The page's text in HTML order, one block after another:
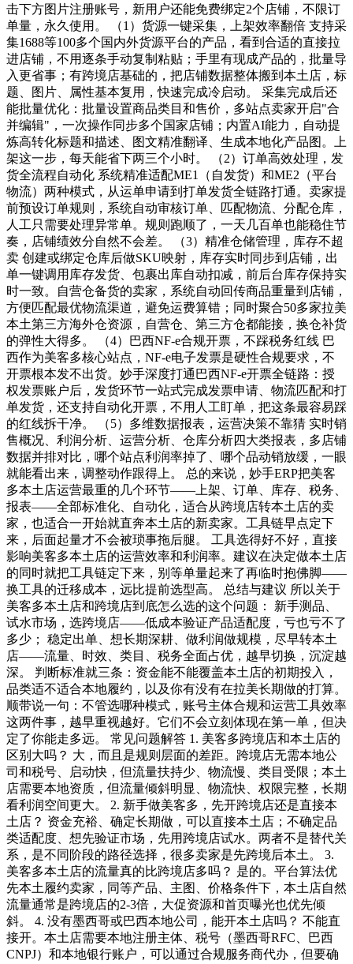
击下方图片注册账号，新用户还能免费绑定2个店铺，不限订
单量，永久使用。 （1）货源一键采集，上架效率翻倍 支持采
集1688等100多个国内外货源平台的产品，看到合适的直接拉
进店铺，不用逐条手动复制粘贴；手里有现成产品的，批量导
入更省事；有跨境店基础的，把店铺数据整体搬到本土店，标
题、图片、属性基本复用，快速完成冷启动。 采集完成后还
能批量优化：批量设置商品类目和售价，多站点卖家开启"合
并编辑"，一次操作同步多个国家店铺；内置AI能力，自动提
炼高转化标题和描述、图文精准翻译、生成本地化产品图。上
架这一步，每天能省下两三个小时。 （2）订单高效处理，发
货全流程自动化 系统精准适配ME1（自发货）和ME2（平台
物流）两种模式，从运单申请到打单发货全链路打通。卖家提
前预设订单规则，系统自动审核订单、匹配物流、分配仓库，
人工只需要处理异常单。规则跑顺了，一天几百单也能稳住节
奏，店铺绩效分自然不会差。 （3）精准仓储管理，库存不超
卖 创建或绑定仓库后做SKU映射，库存实时同步到店铺，出
单一键调用库存发货、包裹出库自动扣减，前后台库存保持实
时一致。自营仓备货的卖家，系统自动回传商品重量到店铺，
方便匹配最优物流渠道，避免运费算错；同时聚合50多家拉美
本土第三方海外仓资源，自营仓、第三方仓都能接，换仓补货
的弹性大得多。 （4）巴西NF-e合规开票，不踩税务红线 巴
西作为美客多核心站点，NF-e电子发票是硬性合规要求，不
开票根本发不出货。妙手深度打通巴西NF-e开票全链路：授
权发票账户后，发货环节一站式完成发票申请、物流匹配和打
单发货，还支持自动化开票，不用人工盯单，把这条最容易踩
的红线拆干净。 （5）多维数据报表，运营决策不靠猜 实时销
售概况、利润分析、运营分析、仓库分析四大类报表，多店铺
数据并排对比，哪个站点利润率掉了、哪个品动销放缓，一眼
就能看出来，调整动作跟得上。 总的来说，妙手ERP把美客
多本土店运营最重的几个环节——上架、订单、库存、税务、
报表——全部标准化、自动化，适合从跨境店转本土店的卖
家，也适合一开始就直奔本土店的新卖家。工具链早点定下
来，后面起量才不会被琐事拖后腿。 工具选得好不好，直接
影响美客多本土店的运营效率和利润率。建议在决定做本土店
的同时就把工具链定下来，别等单量起来了再临时抱佛脚——
换工具的迁移成本，远比提前选型高。 总结与建议 所以关于
美客多本土店和跨境店到底怎么选的这个问题： 新手测品、
试水市场，选跨境店——低成本验证产品适配度，亏也亏不了
多少； 稳定出单、想长期深耕、做利润做规模，尽早转本土
店——流量、时效、类目、税务全面占优，越早切换，沉淀越
深。 判断标准就三条：资金能不能覆盖本土店的初期投入，
品类适不适合本地履约，以及你有没有在拉美长期做的打算。
顺带说一句：不管选哪种模式，账号主体合规和运营工具效率
这两件事，越早重视越好。它们不会立刻体现在第一单，但决
定了你能走多远。 常见问题解答 1. 美客多跨境店和本土店的
区别大吗？ 大，而且是规则层面的差距。跨境店无需本地公
司和税号、启动快，但流量扶持少、物流慢、类目受限；本土
店需要本地资质，但流量倾斜明显、物流快、权限完整，长期
看利润空间更大。 2. 新手做美客多，先开跨境店还是直接本
土店？ 资金充裕、确定长期做，可以直接本土店；不确定品
类适配度、想先验证市场，先用跨境店试水。两者不是替代关
系，是不同阶段的路径选择，很多卖家是先跨境后本土。 3.
美客多本土店的流量真的比跨境店多吗？ 是的。平台算法优
先本土履约卖家，同等产品、主图、价格条件下，本土店自然
流量通常是跨境店的2-3倍，大促资源和首页曝光也优先倾
斜。 4. 没有墨西哥或巴西本地公司，能开本土店吗？ 不能直
接开。本土店需要本地注册主体、税号（墨西哥RFC、巴西
CNPJ）和本地银行账户，可以通过合规服务商代办，但要确